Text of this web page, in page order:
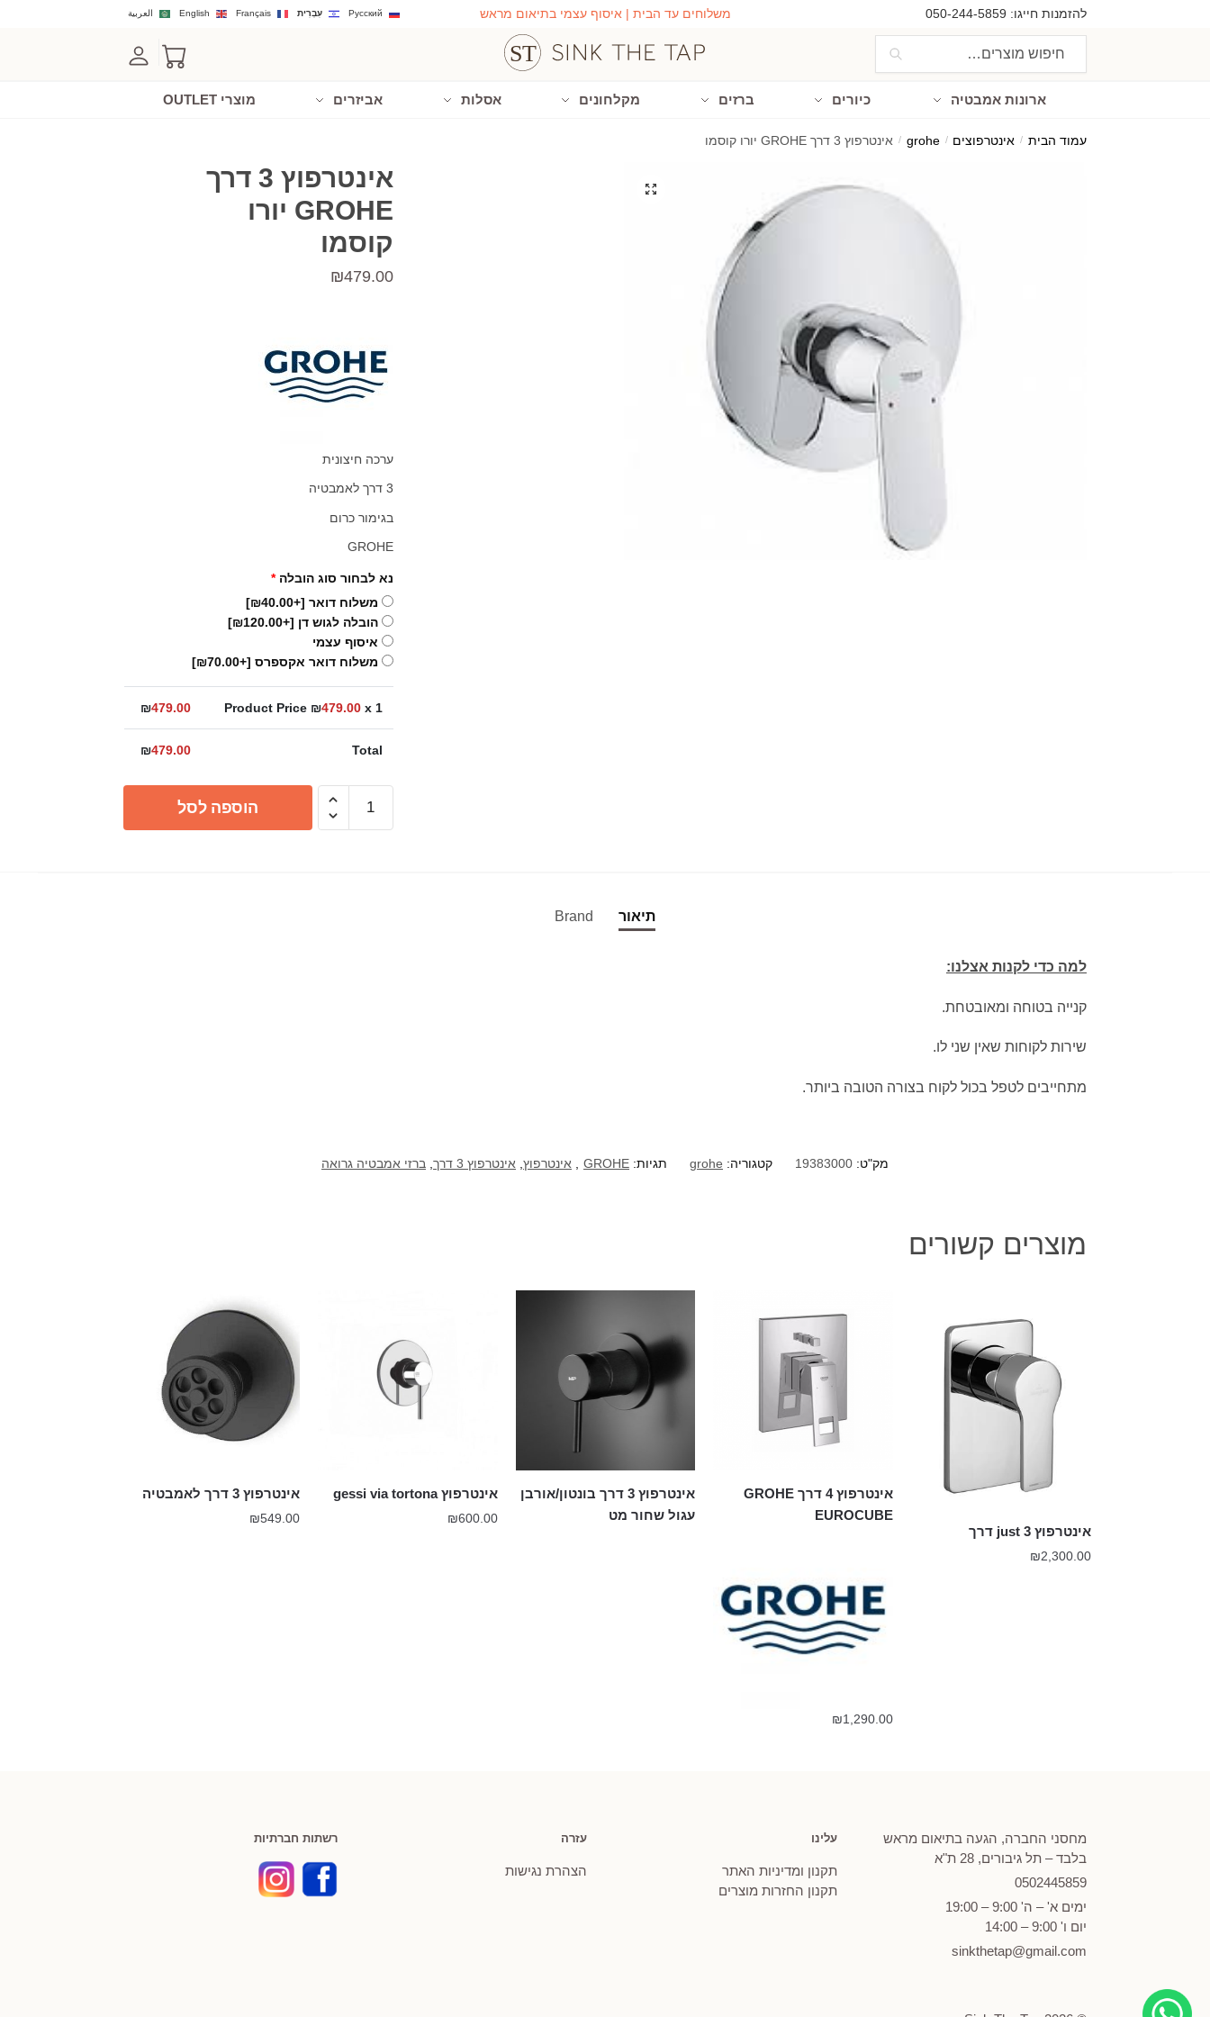
להזמנות חייגו: 050-244-5859 משלוחים עד הבית | איסוף עצמי בתיאום מראש العربية English Français עִבְרִית Русский
חיפוש
ארונות אמבטיה כיורים ברזים מקלחונים אסלות אביזרים מוצרי OUTLET
עמוד הבית / אינטרפוצים /
grohe
/ אינטרפוץ 3 דרך GROHE יורו קוסמו
אינטרפוץ 3 דרך
GROHE יורו
קוסמו
₪479.00
ערכה חיצונית
3 דרך לאמבטיה
בגימור כרום
GROHE
נא לבחור סוג הובלה *
משלוח דואר [+₪40.00]
הובלה לגוש דן [+₪120.00]
איסוף עצמי
משלוח דואר אקספרס [+₪70.00]
Product Price ₪479.00x 1
₪479.00
Total
₪479.00
הוספה לסל
תיאור Brand
למה כדי לקנות אצלנו:
קנייה בטוחה ומאובטחת.
שירות לקוחות שאין שני לו.
מתחייבים לטפל בכול לקוח בצורה הטובה ביותר.
מק"ט: 19383000 קטגוריה: grohe תגיות: GROHE אינטרפוץ אינטרפוץ 3 דרך ברזי אמבטיה גרואה
מוצרים קשורים
אינטרפוץ just 3 דרך
₪2,300.00
אינטרפוץ 4 דרך GROHE
EUROCUBE
₪1,290.00
אינטרפוץ 3 דרך בונטון/אורבן
עגול שחור מט
אינטרפוץ gessi via tortona
₪600.00
אינטרפוץ 3 דרך לאמבטיה
₪549.00
מחסני החברה, הגעה בתיאום מראש
בלבד – תל גיבורים, 28 ת"א
0502445859
ימים א' – ה' 9:00 – 19:00
יום ו' 9:00 – 14:00
sinkthetap@gmail.com
עלינו
תקנון ומדיניות האתר
תקנון החזרות מוצרים
עזרה
הצהרת נגישות
רשתות חברתיות